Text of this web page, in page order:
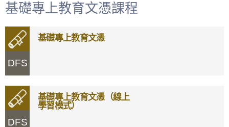
基礎專上教育文憑課程
DFS
基礎專上教育文憑
DFS
基礎專上教育文憑（線上
學習模式）